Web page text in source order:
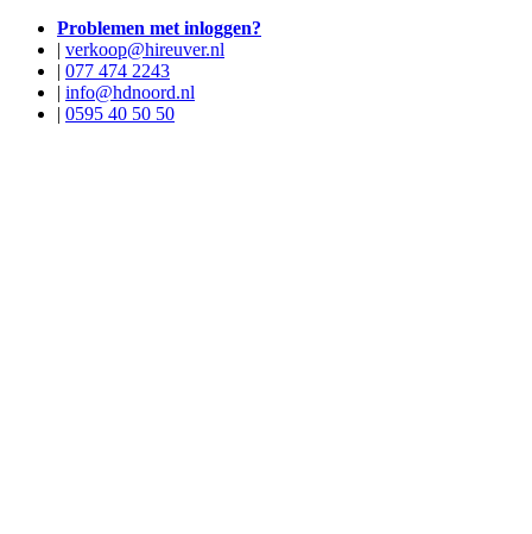
Problemen met inloggen?
| verkoop@hireuver.nl
| 077 474 2243
| info@hdnoord.nl
| 0595 40 50 50